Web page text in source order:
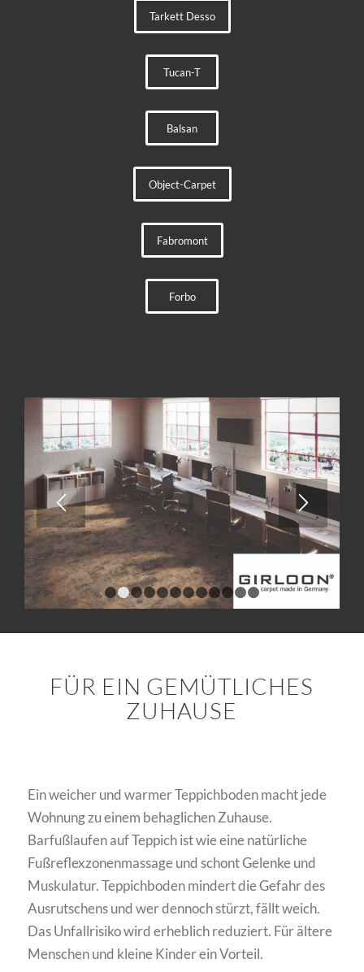
Tarkett Desso
Tucan-T
Balsan
Object-Carpet
Fabromont
Forbo
1 2 3 4 5
FÜR EIN GEMÜTLICHES
ZUHAUSE
Ein weicher und warmer Teppichboden macht jede
Wohnung zu einem behaglichen Zuhause.
Barfußlaufen auf Teppich ist wie eine natürliche
Fußreflexzonenmassage und schont Gelenke und
Muskulatur. Teppichboden mindert die Gefahr des
Ausrutschens und wer dennoch stürzt, fällt weich.
Das Unfallrisiko wird erheblich reduziert. Für ältere
Menschen und kleine Kinder ein Vorteil.